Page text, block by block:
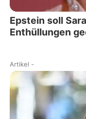
Epstein soll
Enthüllungen
Artikel -